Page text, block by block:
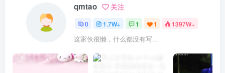
qmtao 关注
0 1.7W+ 1 1 1397W+
这家伙很懒，什么都没有写...